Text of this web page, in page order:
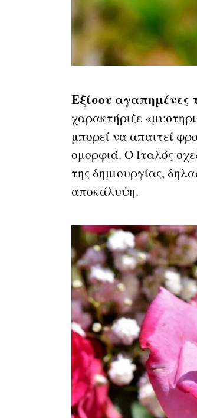
Εξίσου αγαπημένες
χαρακτήριζε
μπορεί να απαιτεί
ομορφιά. Ο Ιταλός
της δημιουργίας,
αποκάλυψη.